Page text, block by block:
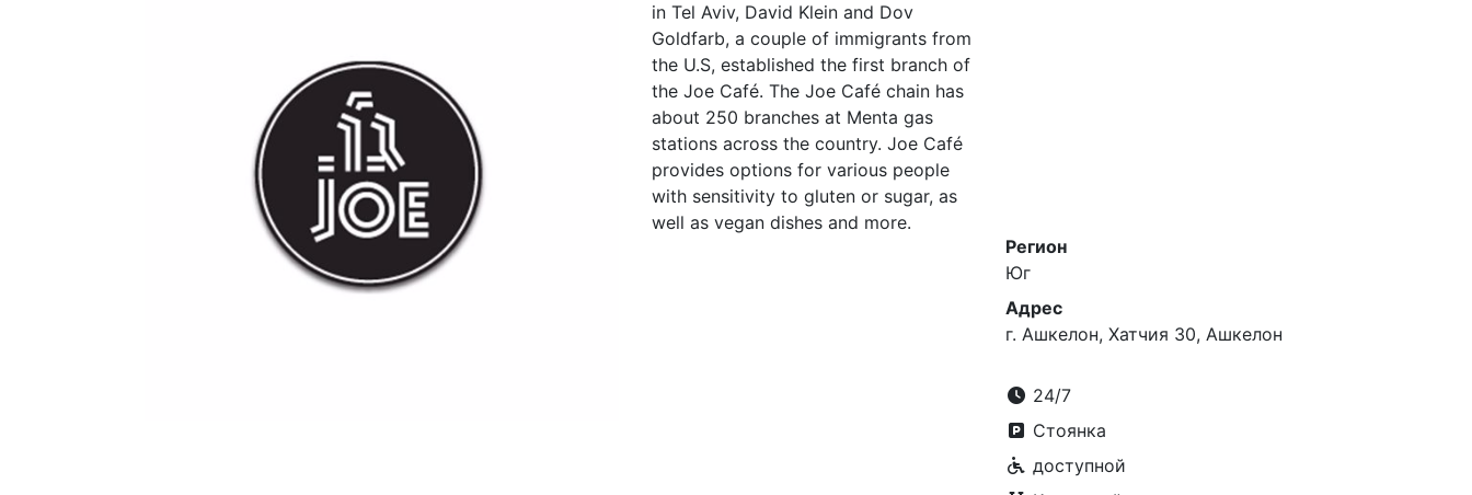
in Tel Aviv, David Klein and Dov
Goldfarb, a couple of immigrants from
the U.S, established the first branch of
the Joe Café. The Joe Café chain has
about 250 branches at Menta gas
stations across the country. Joe Café
provides options for various people
with sensitivity to gluten or sugar, as
well as vegan dishes and more.
Регион
Юг
Адрес
г. Ашкелон, Хатчия 30, Ашкелон
24/7
Стоянка
доступной